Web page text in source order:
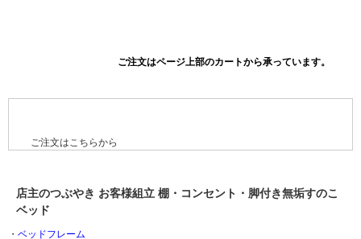
ご注文はこちらから
店主のつぶやき お客様組立 棚・コンセント・脚付き無垢すのこ
ベッド
・ ベッドフレーム